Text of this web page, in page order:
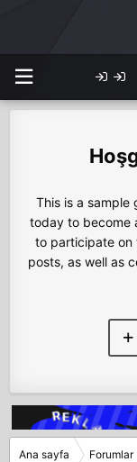
This is a sample
today to become
to participate on
posts, as well as
Ana sayfa Forumlar